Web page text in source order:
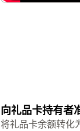
向礼品卡持有者
将礼品卡余额转化